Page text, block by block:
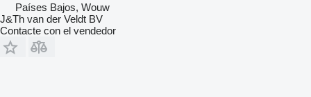
Países Bajos, Wouw
J&Th van der Veldt BV
Contacte con el vendedor